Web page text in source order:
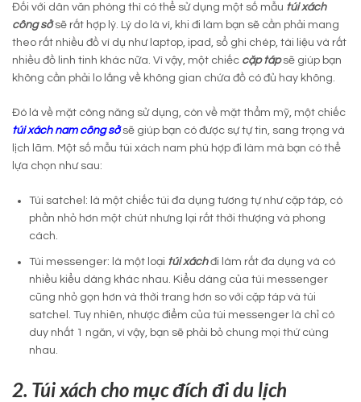
Đối với dân văn phòng thì có thể sử dụng một số mẫu túi xách
công sởsẽ rất hợp lý. Lý do là vì, khi đi làm bạn sẽ cần phải mang
theo rất nhiều đồ ví dụ như laptop, ipad, sổ ghi chép, tài liệu và rất
nhiều đồ linh tinh khác nữa. Vì vậy, một chiếc cặp tápsẽ giúp bạn
không cần phải lo lắng về không gian chứa đồ có đủ hay không.
Đó là về mặt công năng sử dụng, còn về mặt thẩm mỹ, một chiếc
túi xách nam công sởsẽ giúp bạn có được sự tự tin, sang trọng và
lịch lãm. Một số mẫu túi xách nam phù hợp đi làm mà bạn có thể
lựa chọn như sau:
Túi satchel: là một chiếc túi đa dụng tương tự như cặp táp, có
phần nhỏ hơn một chút nhưng lại rất thời thượng và phong
cách.
Túi messenger: là một loại túi xáchđi làm rất đa dụng và có
nhiều kiểu dáng khác nhau. Kiểu dáng của túi messenger
cũng nhỏ gọn hơn và thời trang hơn so với cặp táp và túi
satchel. Tuy nhiên, nhược điểm của túi messenger là chỉ có
duy nhất 1 ngăn, vì vậy, bạn sẽ phải bỏ chung mọi thứ cùng
nhau.
2. Túi xách cho mục đích đi du lịch